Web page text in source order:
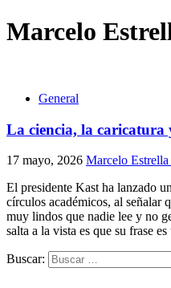
Marcelo
General
La ciencia, la caricatura
17 mayo, 2026 Marcelo
El presidente Kast ha lanzado
círculos académicos, al señalar
muy lindos que nadie lee y no
salta a la vista es que su frase
Buscar: